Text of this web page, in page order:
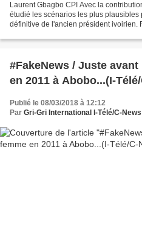
Laurent Gbagbo CPI Avec la
étudié les scénarios les plus
définitive de l'ancien président ivoirien.
#FakeNews / Juste
en 2011 à Abobo...(I-
Publié le 08/03/2018 à 12:12
Par Gri-Gri International I-Télé/C-News